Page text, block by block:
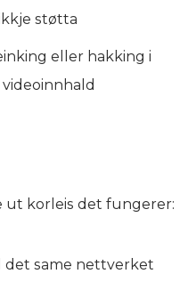
støtta
eller hakking i
ut korleis det fungerer:
det same nettverket